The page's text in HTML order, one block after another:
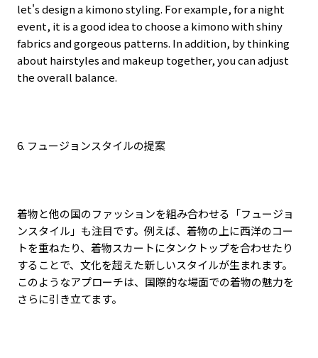
let's design a kimono styling. For example, for a night
event, it is a good idea to choose a kimono with shiny
fabrics and gorgeous patterns. In addition, by thinking
about hairstyles and makeup together, you can adjust
the overall balance.
6. フュージョンスタイルの提案
着物と他の国のファッションを組み合わせる「フュージョ
ンスタイル」も注目です。例えば、着物の上に西洋のコー
トを重ねたり、着物スカートにタンクトップを合わせたり
することで、文化を超えた新しいスタイルが生まれます。
このようなアプローチは、国際的な場面での着物の魅力を
さらに引き立てます。